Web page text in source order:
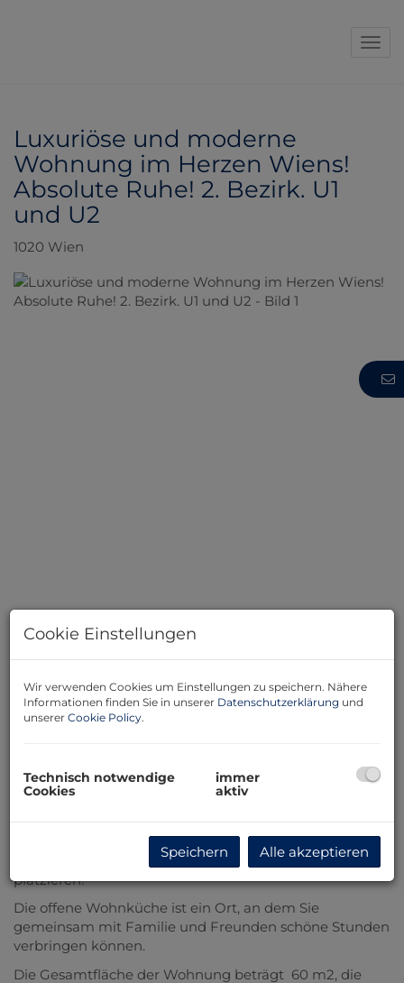
Luxuriöse und moderne
Wohnung im Herzen Wiens!
Absolute Ruhe! 2. Bezirk. U1
und U2
1020 Wien
Beschreibung
was das Herz begehrt und ist der perfekte Ort, um
Ihren Wohntraum zu verwirklichen.
Die Wohnung verfügt über eine hervorragende
Aufteilung, die es Ihnen ermöglicht, eine Küche, einen
Ruhebereich und einen Schlafbereich sinnvoll zu
platzieren!
Die offene Wohnküche ist ein Ort, an dem Sie
gemeinsam mit Familie und Freunden schöne Stunden
verbringen können.
Die Gesamtfläche der Wohnung beträgt 60 m2, die
Cookie Einstellungen
Wir verwenden Cookies um Einstellungen zu speichern. Nähere
Informationen finden Sie in unserer Datenschutzerklärung und
unserer Cookie Policy.
Technisch notwendige
Cookies
immer
aktiv
Speichern Alle akzeptieren